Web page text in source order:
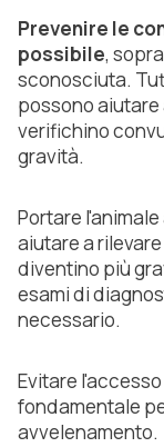
Prevenire le
possibile,
sconosciuta.
possono
verifichino
gravità.
Portare
aiutare a
diventino più
esami di
necessario.
Evitare
fondamentale
avvelenamento.